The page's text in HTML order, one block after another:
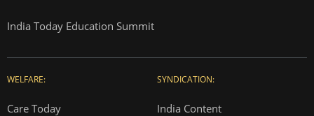
India Today Education Summit
WELFARE:
Care Today
SYNDICATION:
India Content